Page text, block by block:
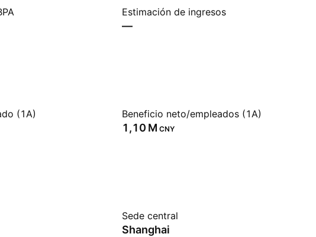
Estimación de ingresos
—
(1A) Beneficio neto/empleados (1A)
‪1,10 M‬ CNY
Sede central
Shanghai